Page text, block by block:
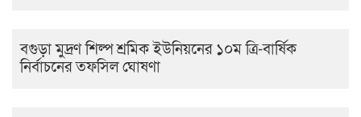
বগুড়া মুদ্রণ শিল্প শ্রমিক ইউনিয়নের ১০ম ত্রি-বার্ষিক
নির্বাচনের তফসিল ঘোষণা